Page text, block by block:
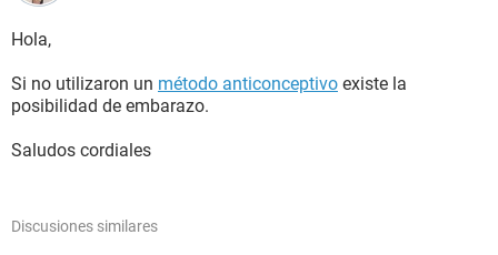
Hola,
Si no utilizaron un método anticonceptivo existe la
posibilidad de embarazo.
Saludos cordiales
Discusiones similares